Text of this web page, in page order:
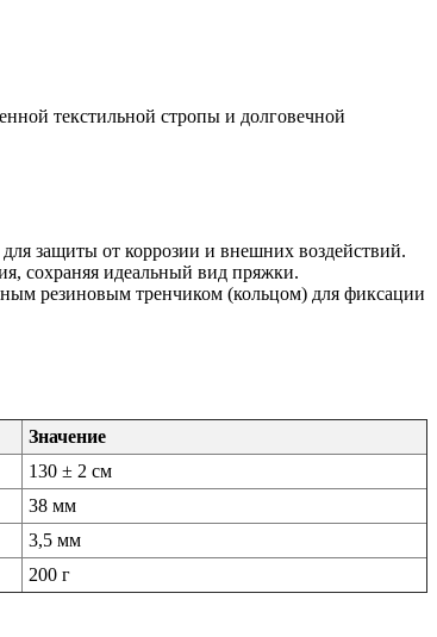
текстильной стропы и долговечной
защиты от коррозии и внешних воздействий.
сохраняя идеальный вид пряжки.
резиновым тренчиком (кольцом) для фиксации
Значение
130 ± 2 см
38 мм
3,5 мм
200 г